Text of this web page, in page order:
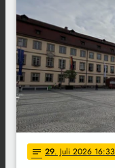
notes 29. Juli 2026 16:33